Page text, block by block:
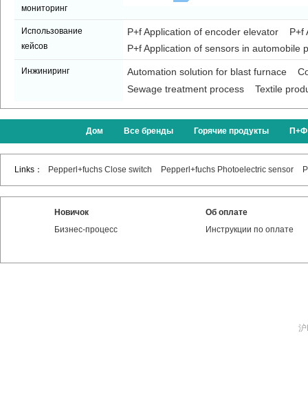
мониторинг
Использование
кейсов
P+f Application of encoder elevator
P+f
P+f Application of sensors in automobile
Инжиниринг Automation solution for blast furnace
Sewage treatment process
Textile
Дом Все бренды Горячие продукты П+Ф
Links： Pepperl+fuchs Close switch Pepperl+fuchs Photoelectric sensor
Новичок
Бизнес-процесс
Об оплате
Инструкции по оплате